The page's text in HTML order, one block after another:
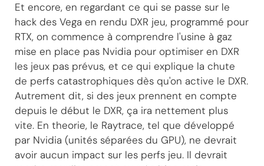
Et encore, en regardant ce qui se passe sur le
hack des Vega en rendu DXR jeu, programmé pour
RTX, on commence à comprendre l'usine à gaz
mise en place pas Nvidia pour optimiser en DXR
les jeux pas prévus, et ce qui explique la chute
de perfs catastrophiques dès qu'on active le DXR.
Autrement dit, si des jeux prennent en compte
depuis le début le DXR, ça ira nettement plus
vite. En theorie, le Raytrace, tel que développé
par Nvidia (unités séparées du GPU), ne devrait
avoir aucun impact sur les perfs jeu. Il devrait